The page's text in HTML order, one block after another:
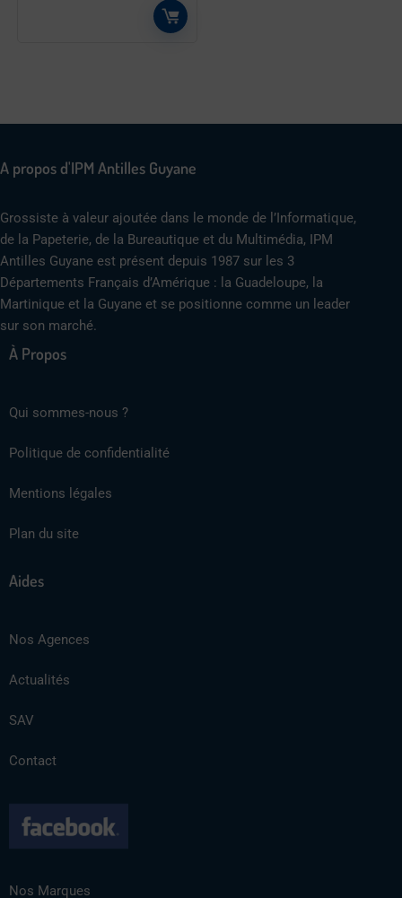
A propos d'IPM Antilles Guyane
Grossiste à valeur ajoutée dans le monde de l’Informatique,
de la Papeterie, de la Bureautique et du Multimédia, IPM
Antilles Guyane est présent depuis 1987 sur les 3
Départements Français d’Amérique : la Guadeloupe, la
Martinique et la Guyane et se positionne comme un leader
sur son marché.
À Propos
Qui sommes-nous ?
Politique de confidentialité
Mentions légales
Plan du site
Aides
Nos Agences
Actualités
SAV
Contact
Nos Marques